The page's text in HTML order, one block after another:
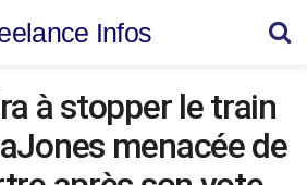
Infos
à stopper le train
menacée de